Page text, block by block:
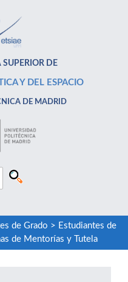
SUPERIOR DE
Y DEL ESPACIO
DE MADRID
de Grado > Estudiantes de
de Mentorías y Tutela